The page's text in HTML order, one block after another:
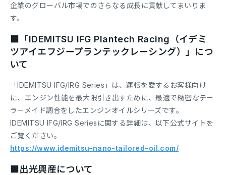
企業のグローバル市場でのさらなる成長に貢献してまいりま
す。
■「IDEMITSU IFG Plantech Racing（イデミ
ツアイエフジープランテックレーシング）」につ
いて
「IDEMITSU IFG/IRG Series」は、運転を愛するお客様向け
に、エンジン性能を最大限引き出すために、最適で緻密なテー
ラーメイド調合をしたエンジンオイルシリーズです。
IDEMITSU IFG/IRG Seriesに関する詳細は、以下公式サイトを
ご覧ください。
https://www.idemitsu-nano-tailored-oil.com/
■出光興産について